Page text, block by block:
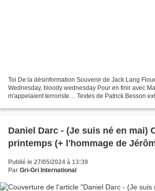
Toi De la désinformation Souvenir de Jack Lang
Wednesday, bloody wednesday Pour en finir avec
m'appelaient terroriste… Textes de Patrick Besson
Daniel Darc - (Je suis né en mai)
printemps (+ l'hommage de
Publié le 27/05/2024 à 13:39
Par Gri-Gri International